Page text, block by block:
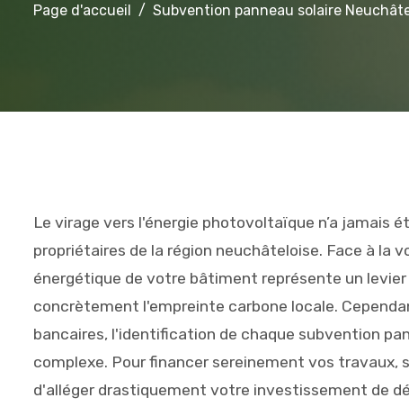
Page d'accueil Subvention panneau solaire
Le virage vers l'énergie photovoltaïque n’a jamais
propriétaires de la région neuchâteloise. Face à
énergétique de votre bâtiment représente un
concrètement l'empreinte carbone locale.
bancaires, l'identification de chaque subvention
complexe. Pour financer sereinement vos
d'alléger drastiquement votre investissement de